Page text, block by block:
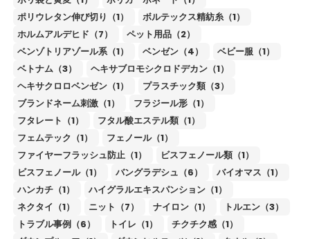
ポリウレタン伸び切り（1）
ボルテックス精紡糸（1）
ホルムアルデヒド（7）
ペット用品（2）
ベンゾトリアゾール系（1）
ベンゼン（4）
ベビー服（1）
ベトナム（3）
ヘキサブロモシクロドデカン（1）
ヘキサクロロベンゼン（1）
プラスチック類（3）
ブランドネーム刺激（1）
フラジール形（1）
フタレート（1）
フタル酸エステル類（1）
フェムテック（1）
フェノール（1）
ファイヤーフラッシュ防止（1）
ビスフェノール類（1）
ビスフェノール（1）
バングラデシュ（6）
バイオマス（1）
ハンカチ（1）
ハイグラルエキスパンション（1）
ネクタイ（1）
ニット（7） ナイロン（1）
トルエン（3）
トラブル事例（6）
トイレ（1）
チクチク感（1）